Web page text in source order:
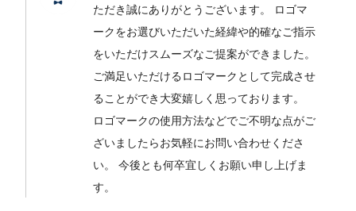
ただき誠にありがとうございます。 ロゴマ
ークをお選びいただいた経緯や的確なご指示
をいただけスムーズなご提案ができました。
ご満足いただけるロゴマークとして完成させ
ることができ大変嬉しく思っております。
ロゴマークの使用方法などでご不明な点がご
ざいましたらお気軽にお問い合わせくださ
い。 今後とも何卒宜しくお願い申し上げま
す。